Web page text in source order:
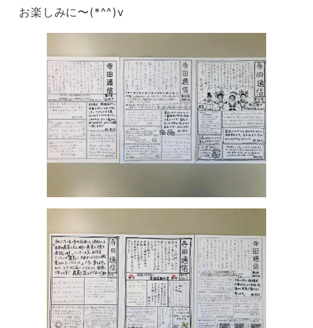
お楽しみに〜(*^^)v